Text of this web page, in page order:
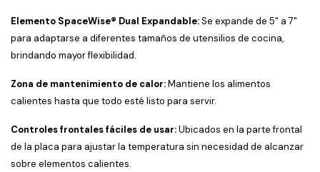
Elemento SpaceWise® Dual Expandable:Se expande de 5" a 7"
para adaptarse a diferentes tamaños de utensilios de cocina,
brindando mayor flexibilidad.
Zona de mantenimiento de calor:Mantiene los alimentos
calientes hasta que todo esté listo para servir.
Controles frontales fáciles de usar:Ubicados en la parte frontal
de la placa para ajustar la temperatura sin necesidad de alcanzar
sobre elementos calientes.